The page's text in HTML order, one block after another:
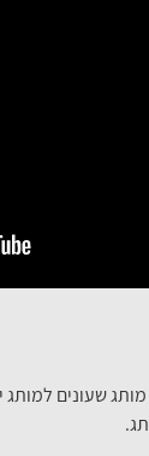
שעונים